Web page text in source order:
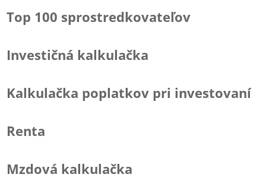
Top 100 sprostredkovateľov
Investičná kalkulačka
Kalkulačka poplatkov pri investovaní
Renta
Mzdová kalkulačka